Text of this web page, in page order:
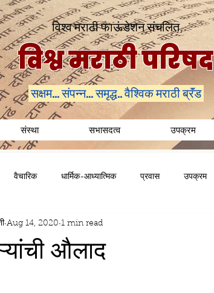
विश्व मराठी फाऊंडेशन संचलित
विश्व मराठी परिषद
सक्षम... संपन्न... समृद्ध.. वैश्विक मराठी ब्रॅंड
संस्था सभासदत्व उपक्रम
वैचारिक धार्मिक-आध्यात्मिक प्रवास उपक्रम
औलाद
Aug 14, 2020 1 min read